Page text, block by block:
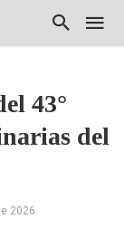
43°
del
2026